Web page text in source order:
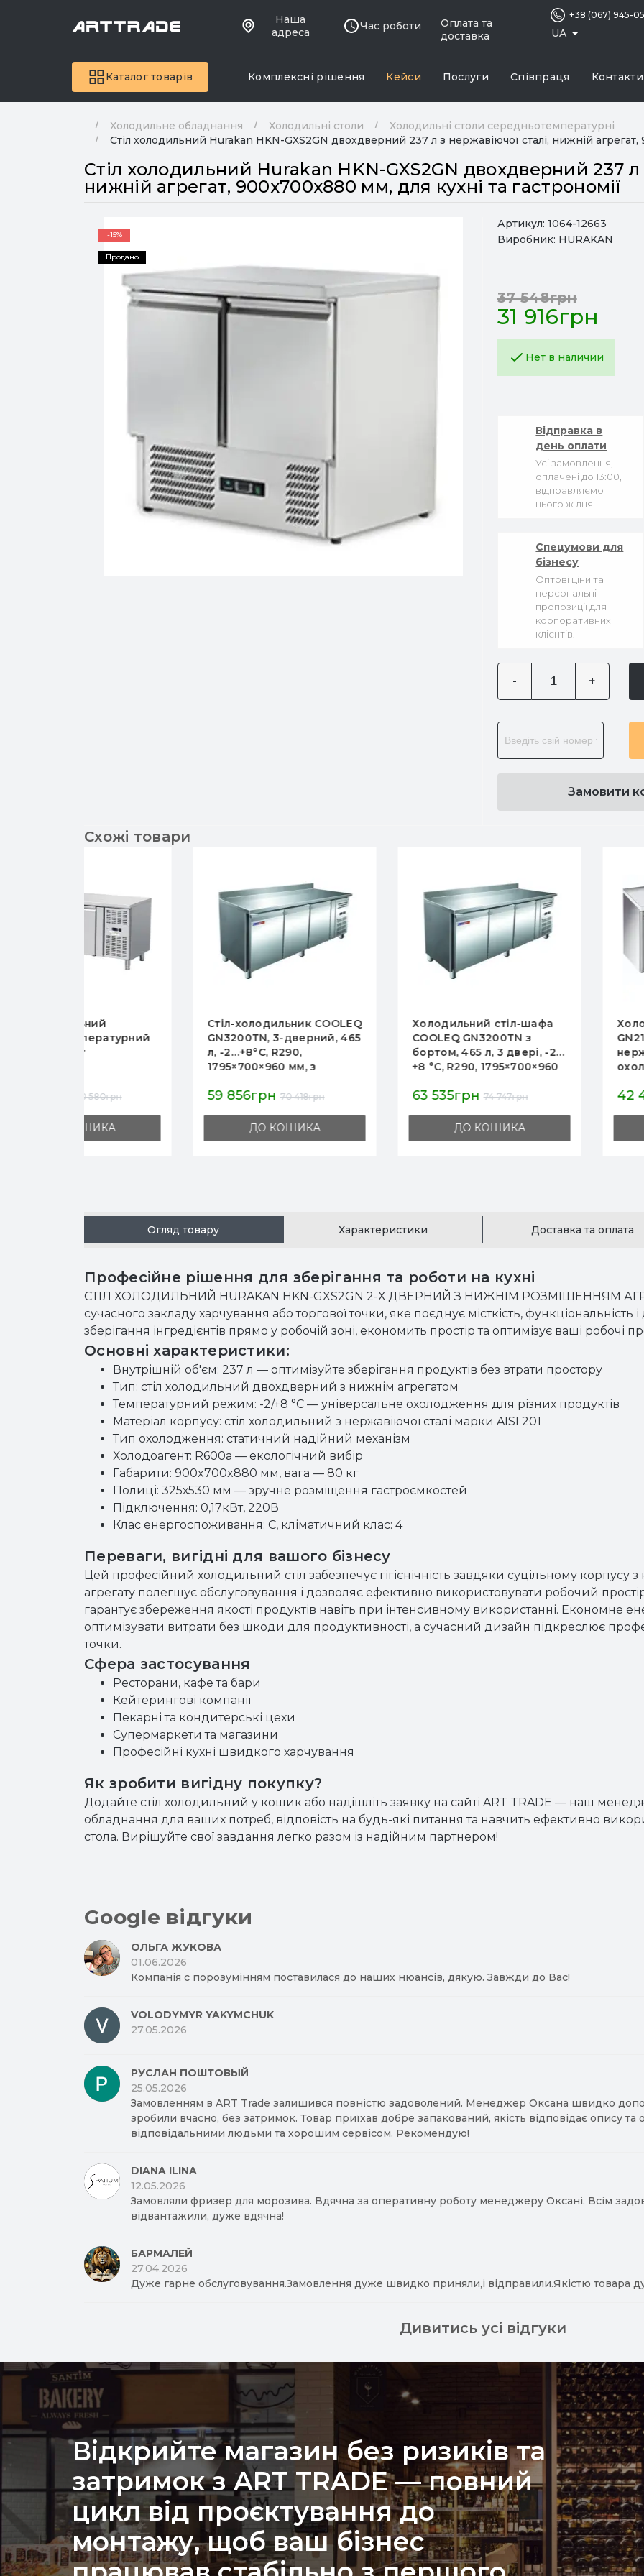
Наша
адреса
Час роботи
Оплата та
доставка
UA
+38 (067) 945-
Каталог товарів Комплексні рішення Кейси Послуги Співпраця Контакти
Холодильне обладнання Холодильні столи
Холодильні столи середньотемпературні
Стіл холодильний Hurakan HKN-GXS2GN двохдверний 237 л з нержавіючої сталі, нижній агрегат,
Стіл холодильний Hurakan HKN-GXS2GN двохдверний 237 л
нижній агрегат, 900х700х880 мм, для кухні та гастрономії
-15%
Продано
Артикул: 1064-12663
Виробник: HURAKAN
31 916грн
37 548грн
Нет в наличии
Відправка в
день оплати
Усі замовлення,
оплачені до 13:00,
відправляємо
цього ж дня.
Спецумови для
бізнесу
Оптові ціни та
персональні
пропозиції для
корпоративних
клієнтів.
- +
Замовити
Схожі товари
Стіл-холодильник COOLEQ
GN3200TN, 3-дверний, 465
кухні
59 856грн 70 418грн
Холодильний стіл-шафа
COOLEQ GN3200TN з
бортом, 465 л, 3 двері, -2…
+8 °C, R290, 1795×700×960
63 535грн 74 747грн
Холодильний стіл
GN2100TN, 282 л, 2
нерж. сталь, динамічне
охолодження,
ресторанів і кафе
42 494грн 44 730грн
Огляд товару Характеристики Доставка та оплата
Професійне рішення для зберігання та роботи на кухні
СТІЛ ХОЛОДИЛЬНИЙ HURAKAN HKN-GXS2GN 2-Х ДВЕРНИЙ З НИЖНІМ РОЗМІЩЕННЯМ
сучасного закладу харчування або торгової точки, яке поєднує місткість, функціональність
зберігання інгредієнтів прямо у робочій зоні, економить простір та оптимізує ваші робочі
Основні характеристики:
Внутрішній об'єм: 237 л — оптимізуйте зберігання продуктів без втрати простору
Тип: стіл холодильний двохдверний з нижнім агрегатом
Температурний режим: -2/+8 °С — універсальне охолодження для різних продуктів
Матеріал корпусу: стіл холодильний з нержавіючої сталі марки AISI 201
Тип охолодження: статичний надійний механізм
Холодоагент: R600a — екологічний вибір
Габарити: 900x700x880 мм, вага — 80 кг
Полиці: 325х530 мм — зручне розміщення гастроємкостей
Підключення: 0,17кВт, 220В
Клас енергоспоживання: C, кліматичний клас: 4
Переваги, вигідні для вашого бізнесу
Цей професійний холодильний стіл забезпечує гігієнічність завдяки суцільному корпусу
агрегату полегшує обслуговування і дозволяє ефективно використовувати робочий
гарантує збереження якості продуктів навіть при інтенсивному використанні. Економне
оптимізувати витрати без шкоди для продуктивності, а сучасний дизайн підкреслює
точки.
Сфера застосування
Ресторани, кафе та бари
Кейтерингові компанії
Пекарні та кондитерські цехи
Супермаркети та магазини
Професійні кухні швидкого харчування
Як зробити вигідну покупку?
Додайте стіл холодильний у кошик або надішліть заявку на сайті ART TRADE — наш
обладнання для ваших потреб, відповість на будь-які питання та навчить ефективно
стола. Вирішуйте свої завдання легко разом із надійним партнером!
Google відгуки
ОЛЬГА ЖУКОВА
01.06.2026
Компанія с порозумінням поставилася до наших нюансів, дякую. Завжди до Вас!
VOLODYMYR YAKYMCHUK
27.05.2026
РУСЛАН ПОШТОВЫЙ
25.05.2026
Замовленням в ART Trade залишився повністю задоволений. Менеджер Оксана швидко
зробили вчасно, без затримок. Товар приїхав добре запакований, якість відповідає опису
відповідальними людьми та хорошим сервісом. Рекомендую!
DIANA ILINA
12.05.2026
Замовляли фризер для морозива. Вдячна за оперативну роботу менеджеру Оксані. Всім
відвантажили, дуже вдячна!
БАРМАЛЕЙ
27.04.2026
Дуже гарне обслуговування.Замовлення дуже швидко приняли,і відправили.Якістю товара
Дивитись усі відгуки
Відкрийте магазин без ризиків та
затримок з ART TRADE — повний
цикл від проєктування до
монтажу, щоб ваш бізнес